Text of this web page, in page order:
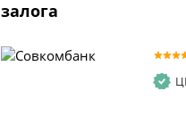
залога